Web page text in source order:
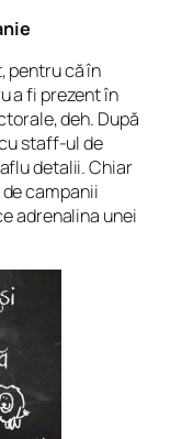
pentru că în
a fi prezent în
deh. După
staff-ul de
detalii. Chiar
campanii
adrenalina unei